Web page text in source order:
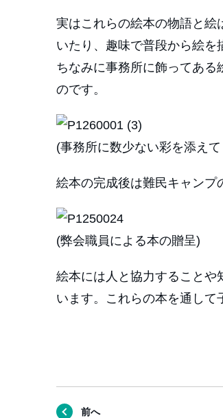
実はこれらの絵本の物語と絵
いたり、趣味で普段から絵を
ちなみに事務所に飾ってある
のです。
(事務所に数少ない彩を添え
絵本の完成後は難民キャンプ
(弊会職員による本の贈呈)
絵本には人と協力することや
います。これらの本を通し
前へ